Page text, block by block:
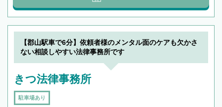
【郡山駅車で6分】依頼者様のメンタル面のケアも欠かさ
ない相談しやすい法律事務所です
きつ法律事務所
駐車場あり